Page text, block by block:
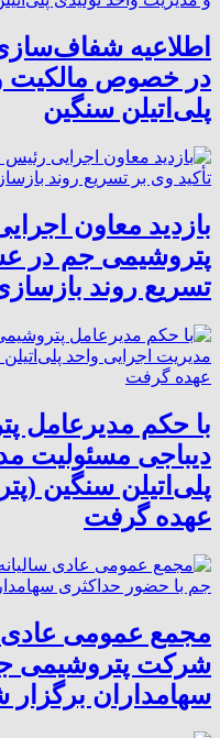
اطلاعیه
در خصوص مالکیت
پلی‌اتیلن سنگین
بازدید معاون
پتروشیمی جم در
تسریع روند
با حکم مدیرعامل
دیباجی مسئولیت
پلی‌اتیلن سنگین
عهده گرفت
مجمع عمومی عادی
شرکت پتروشیمی
سهامداران برگزار